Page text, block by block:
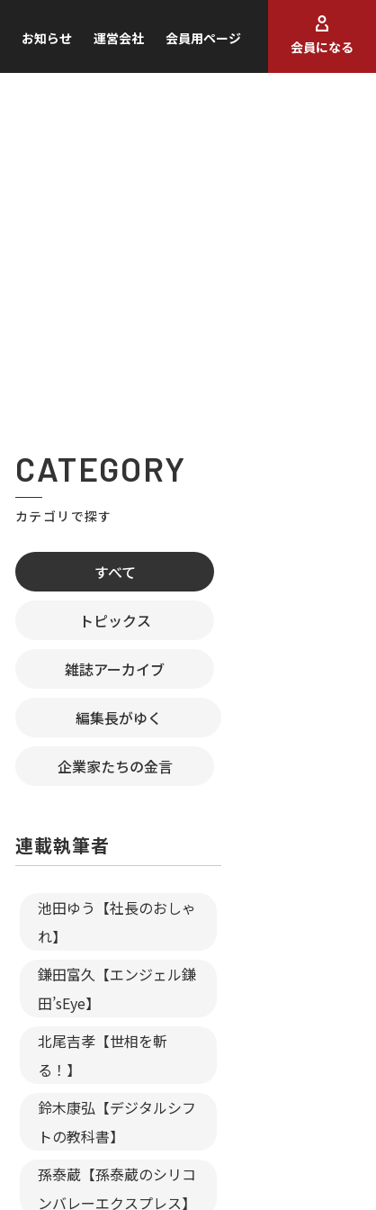
お知らせ 運営会社 会員用ページ
会員になる
CATEGORY
カテゴリで探す
すべて
トピックス
雑誌アーカイブ
編集長がゆく
企業家たちの金言
連載執筆者
池田ゆう【社長のおしゃ
れ】
鎌田富久【エンジェル鎌
田’sEye】
北尾吉孝【世相を斬
る！】
鈴木康弘【デジタルシフ
トの教科書】
孫泰蔵【孫泰蔵のシリコ
ンバレーエクスプレス】